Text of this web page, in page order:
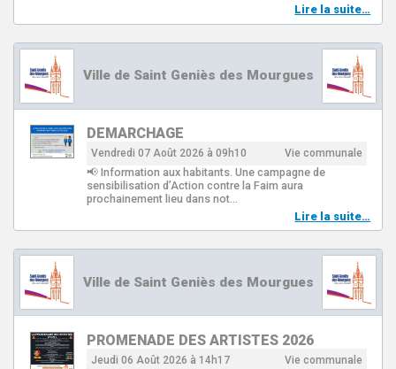
Lire la suite…
Ville de Saint Geniès des Mourgues
DEMARCHAGE
Vendredi 07 Août 2026 à 09h10 Vie communale
📢 Information aux habitants. Une campagne de
sensibilisation d’Action contre la Faim aura
prochainement lieu dans not…
Lire la suite…
Ville de Saint Geniès des Mourgues
PROMENADE DES ARTISTES 2026
Jeudi 06 Août 2026 à 14h17 Vie communale